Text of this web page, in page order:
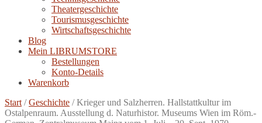
Theatergeschichte
Tourismusgeschichte
Wirtschaftsgeschichte
Blog
Mein LIBRUMSTORE
Bestellungen
Konto-Details
Warenkorb
Start /Geschichte /Krieger und Salzherren. Hallstattkultur im
Ostalpenraum. Ausstellung d. Naturhistor. Museums Wien im Röm.-